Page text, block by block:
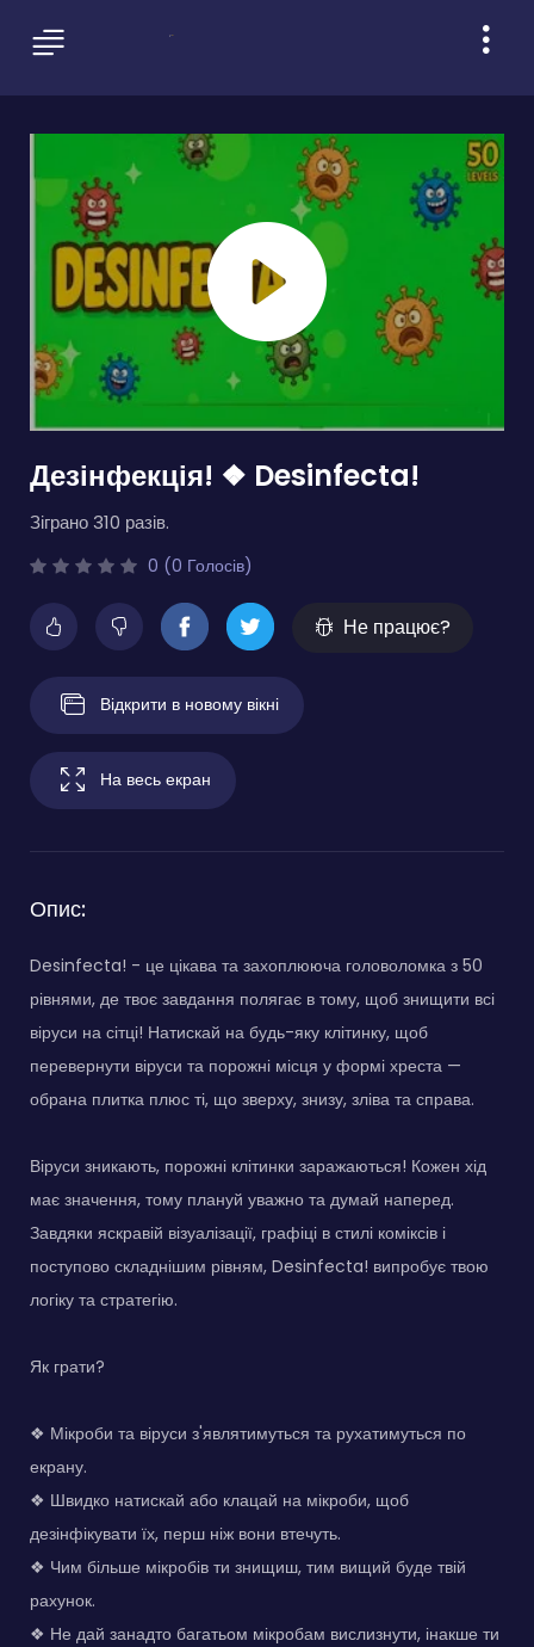
Дезінфекція! ❖ Desinfecta!
Зіграно 310 разів.
0 (0 Голосів)
Не працює?
Відкрити в новому вікні
На весь екран
Опис:
Desinfecta! - це цікава та захоплююча головоломка з 50
рівнями, де твоє завдання полягає в тому, щоб знищити всі
віруси на сітці! Натискай на будь-яку клітинку, щоб
перевернути віруси та порожні місця у формі хреста —
обрана плитка плюс ті, що зверху, знизу, зліва та справа.
Віруси зникають, порожні клітинки заражаються! Кожен хід
має значення, тому плануй уважно та думай наперед.
Завдяки яскравій візуалізації, графіці в стилі коміксів і
поступово складнішим рівням, Desinfecta! випробує твою
логіку та стратегію.
Як грати?
❖ Мікроби та віруси з'являтимуться та рухатимуться по
екрану.
❖ Швидко натискай або клацай на мікроби, щоб
дезінфікувати їх, перш ніж вони втечуть.
❖ Чим більше мікробів ти знищиш, тим вищий буде твій
рахунок.
❖ Не дай занадто багатьом мікробам вислизнути, інакше ти